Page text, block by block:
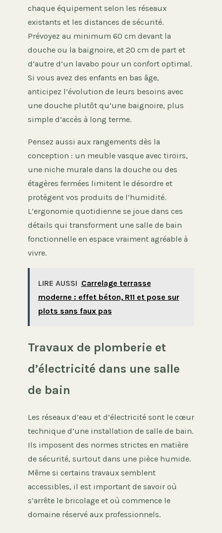
chaque équipement selon les réseaux
existants et les distances de sécurité.
Prévoyez au minimum 60 cm devant la
douche ou la baignoire, et 20 cm de part et
d’autre d’un lavabo pour un confort optimal.
Si vous avez des enfants en bas âge,
anticipez l’évolution de leurs besoins avec
une douche plutôt qu’une baignoire, plus
simple d’accès à long terme.
Pensez aussi aux rangements dès la
conception : un meuble vasque avec tiroirs,
une niche murale dans la douche ou des
étagères fermées limitent le désordre et
protègent vos produits de l’humidité.
L’ergonomie quotidienne se joue dans ces
détails qui transforment une salle de bain
fonctionnelle en espace vraiment agréable à
vivre.
LIRE AUSSI Carrelage terrasse
moderne : effet béton, R11 et pose sur
plots sans faux pas
Travaux de plomberie et
d’électricité dans une salle
de bain
Les réseaux d’eau et d’électricité sont le cœur
technique d’une installation de salle de bain.
Ils imposent des normes strictes en matière
de sécurité, surtout dans une pièce humide.
Même si certains travaux semblent
accessibles, il est important de savoir où
s’arrête le bricolage et où commence le
domaine réservé aux professionnels.